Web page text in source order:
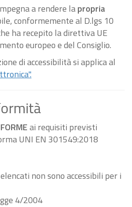
a rendere lapropria
conformemente al D.lgs 10
ha recepito la direttiva UE
europeo e del Consiglio.
di accessibilità si applica al
ai requisiti previsti
UNI EN 301549:2018
non sono accessibili per i
4/2004